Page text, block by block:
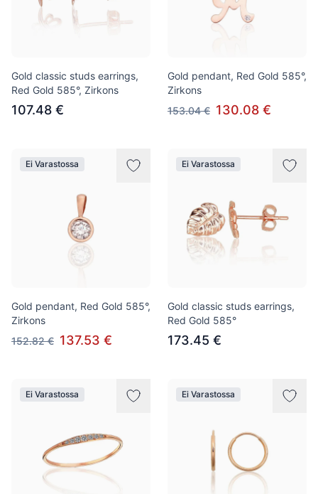
Gold classic studs earrings,
Red Gold 585°, Zirkons
107.48 €
Gold pendant, Red Gold 585°,
Zirkons
153.04 € 130.08 €
Ei Varastossa
Gold pendant, Red Gold 585°,
Zirkons
152.82 € 137.53 €
Ei Varastossa
Gold classic studs earrings,
Red Gold 585°
173.45 €
Ei Varastossa Ei Varastossa